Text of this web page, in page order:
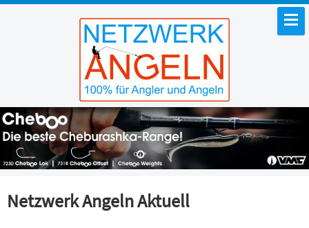
Netzwerk Angeln Aktuell